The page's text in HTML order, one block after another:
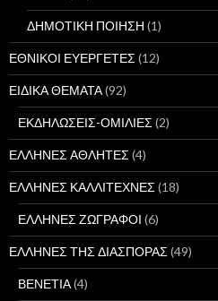
ΔΗΜΟΤΙΚΗ ΠΟΙΗΣΗ (1)
ΕΘΝΙΚΟΙ ΕΥΕΡΓΕΤΕΣ (12)
ΕΙΔΙΚΑ ΘΕΜΑΤΑ(92)
ΕΚΔΗΛΩΣΕΙΣ-ΟΜΙΛΙΕΣ (2)
ΕΛΛΗΝΕΣ ΑΘΛΗΤΕΣ (4)
ΕΛΛΗΝΕΣ ΚΑΛΛΙΤΕΧΝΕΣ (18)
ΕΛΛΗΝΕΣ ΖΩΓΡΑΦΟΙ (6)
ΕΛΛΗΝΕΣ ΤΗΣ ΔΙΑΣΠΟΡΑΣ (49)
ΒΕΝΕΤΙΑ(4)